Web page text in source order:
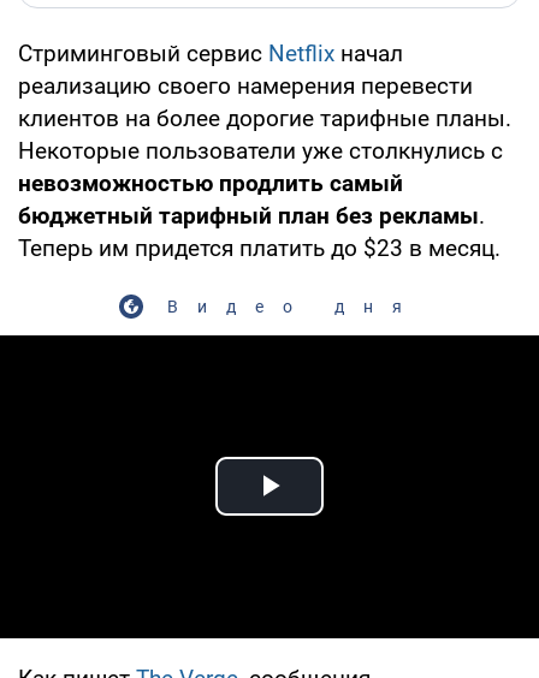
Стриминговый сервис Netflix начал
реализацию своего намерения перевести
клиентов на более дорогие тарифные планы.
Некоторые пользователи уже столкнулись с
невозможностью продлить самый
бюджетный тарифный план без рекламы.
Теперь им придется платить до $23 в месяц.
Видео дня
Play Video